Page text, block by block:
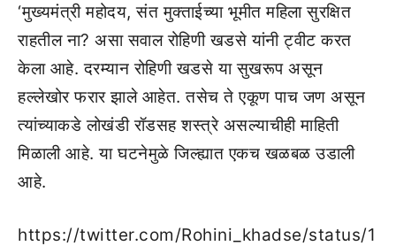
‘मुख्यमंत्री महोदय, संत मुक्ताईच्या भूमीत महिला सुरक्षित
राहतील ना? असा सवाल रोहिणी खडसे यांनी ट्वीट करत
केला आहे. दरम्यान रोहिणी खडसे या सुखरूप असून
हल्लेखोर फरार झाले आहेत. तसेच ते एकूण पाच जण असून
त्यांच्याकडे लोखंडी रॉडसह शस्त्रे असल्याचीही माहिती
मिळाली आहे. या घटनेमुळे जिल्ह्यात एकच खळबळ उडाली
आहे.
https://twitter.com/Rohini_khadse/status/1